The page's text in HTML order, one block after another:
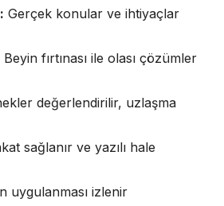
Gerçek konular ve ihtiyaçlar
Beyin fırtınası ile olası çözümler
değerlendirilir, uzlaşma
sağlanır ve yazılı hale
uygulanması izlenir